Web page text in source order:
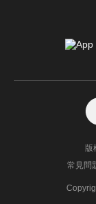
版
常見問